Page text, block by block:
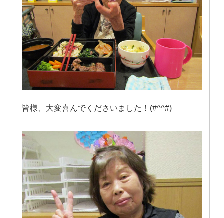
皆様、大変喜んでくださいました！(#^^#)